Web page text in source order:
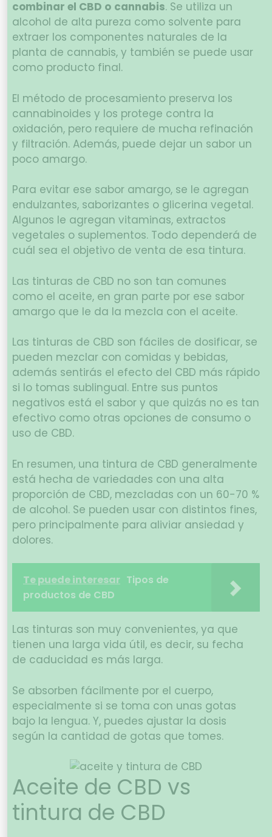
combinar el CBD o cannabis. Se utiliza un
alcohol de alta pureza como solvente para
extraer los componentes naturales de la
planta de cannabis, y también se puede usar
como producto final.
El método de procesamiento preserva los
cannabinoides y los protege contra la
oxidación, pero requiere de mucha refinación
y filtración. Además, puede dejar un sabor un
poco amargo.
Para evitar ese sabor amargo, se le agregan
endulzantes, saborizantes o glicerina vegetal.
Algunos le agregan vitaminas, extractos
vegetales o suplementos. Todo dependerá de
cuál sea el objetivo de venta de esa tintura.
Las tinturas de CBD no son tan comunes
como el aceite, en gran parte por ese sabor
amargo que le da la mezcla con el aceite.
Las tinturas de CBD son fáciles de dosificar, se
pueden mezclar con comidas y bebidas,
además sentirás el efecto del CBD más rápido
si lo tomas sublingual. Entre sus puntos
negativos está el sabor y que quizás no es tan
efectivo como otras opciones de consumo o
uso de CBD.
En resumen, una tintura de CBD generalmente
está hecha de variedades con una alta
proporción de CBD, mezcladas con un 60-70 %
de alcohol. Se pueden usar con distintos fines,
pero principalmente para aliviar ansiedad y
dolores.
Te puede interesar Tipos de
productos de CBD
Las tinturas son muy convenientes, ya que
tienen una larga vida útil, es decir, su fecha
de caducidad es más larga.
Se absorben fácilmente por el cuerpo,
especialmente si se toma con unas gotas
bajo la lengua. Y, puedes ajustar la dosis
según la cantidad de gotas que tomes.
Aceite de CBD vs
tintura de CBD